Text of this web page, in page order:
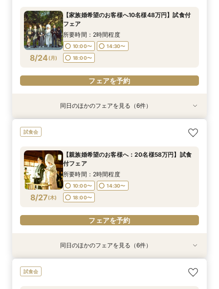
8/23(日)
10:00〜
18:00〜
フェアを予約
8/23(日)
10:00〜
18:00〜
フェアを予約
8/23(日)
10:00〜
18:00〜
フェアを予約
8/23(日)
10:00〜
18:00〜
フェアを予約
8/23(日)
10:00〜
18:00〜
フェアを予約
8/23(日)
10:00〜
18:00〜
フェアを予約
8/24 (月)
【家族婚希望のお客様へ10名様48万円】試食付
フェア
所要時間：2時間程度
10:00〜
14:30〜
18:00〜
フェアを予約
8/24(月)
【神社挙式＋写真のお客様へ：30万円】試食付
10:00〜
18:00〜
フェアを予約
8/24(月)
【親族婚希望のお客様へ：20名様58万円】試食
10:00〜
18:00〜
フェアを予約
8/24(月)
【40名様130万円】リニューアル記念：神社婚
10:00〜
18:00〜
フェアを予約
8/24(月)
【和装でのお写真婚のお客様へ：2万5千円】試
10:00〜
18:00〜
フェアを予約
8/24(月)
【平日限定和装の結婚式案内60分完結！】時短
10:00〜
18:30〜
フェアを予約
8/24(月)
【平日限定フルコース試食付き】3万4千円の豪
10:00〜
18:30〜
フェアを予約
同日のほかのフェアを見る（6件）
試食会
8/27(木)
【親族婚希望のお客様へ：20名様58万円】試食
付フェア
所要時間：2時間程度
10:00〜
14:30〜
18:00〜
フェアを予約
【神社挙式＋写真のお客様へ：30万円】試食付
【家族婚希望のお客様へ10名様48万円】試食付
【40名様130万円】リニューアル記念：神社婚
【和装でのお写真婚のお客様へ：2万5千円】試
【平日限定和装の結婚式案内60分完結！】時短
【平日限定フルコース試食付き】3万4千円の豪
同日のほかのフェアを見る（6件）
試食会